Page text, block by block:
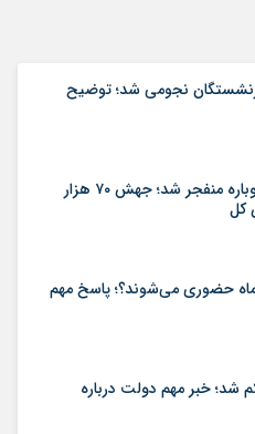
نجومی شد؛ توضیح
بورس تهران دوباره منفجر شد؛ جهش ۷۰ هزار
کل
حضوری می‌شوند؟؛ پاسخ مهم
شد؛ خبر مهم دولت درباره